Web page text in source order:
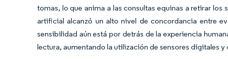
tomas, lo que anima a las consultas equinas a retirar
artificial alcanzó un alto nivel de concordancia entre
sensibilidad aún está por detrás de la experiencia
lectura, aumentando la utilización de sensores digitales